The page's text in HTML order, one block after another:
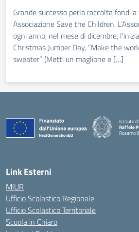
Grande successo perla raccolta fondi a
Associazione Save the Children.
ogni anno, nel mese di dicembre,
Christmas Jumper Day, “Make the
sweater” (Metti un maglione e […]
Istituto
Raffele
Rosarno
Link Esterni
MIUR
Ufficio Scolastico Regionale
Ufficio Scolastico Territoriale
Scuola in Chiaro